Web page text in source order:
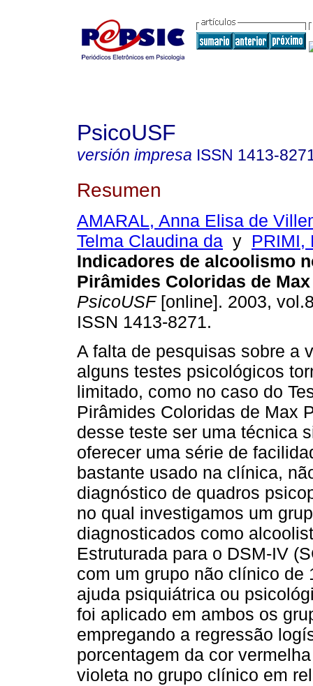
PsicoUSF
versión impresa ISSN 1413-
Resumen
AMARAL, Anna Elisa de
Telma Claudina da y PRIMI,
Indicadores de alcoolismo
Pirâmides Coloridas de
PsicoUSF[online]. 2003,
ISSN 1413-8271.
A falta de pesquisas sobre a
alguns testes psicológicos
limitado, como no caso do
Pirâmides Coloridas de Max
desse teste ser uma técnica
oferecer uma série de
bastante usado na clínica,
diagnóstico de quadros
no qual investigamos um
diagnosticados como
Estruturada para o DSM-IV
com um grupo não clínico de
ajuda psiquiátrica ou
foi aplicado em ambos os
empregando a regressão
porcentagem da cor
violeta no grupo clínico em